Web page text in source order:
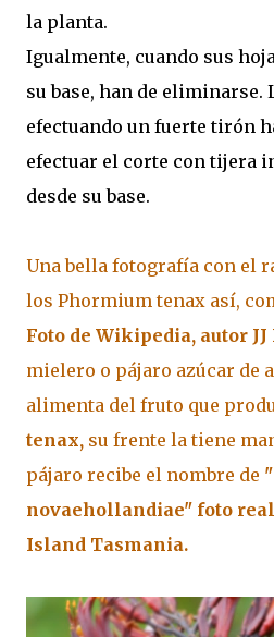
la planta.
Igualmente, cuando sus
su base, han de eliminarse.
efectuando un fuerte tirón
efectuar el corte con tijera
desde su base.
Una bella fotografía con el
los Phormium tenax así,
Foto de Wikipedia, autor
mielero o pájaro azúcar de
alimenta del fruto que
tenax, su frente la tiene
pájaro recibe el nombre de
novaehollandiae" foto
Island Tasmania.